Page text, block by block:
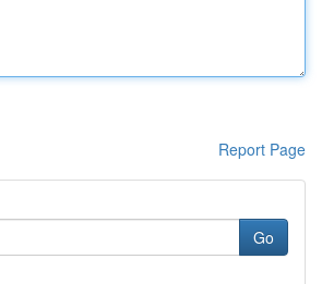
Report Page
Go